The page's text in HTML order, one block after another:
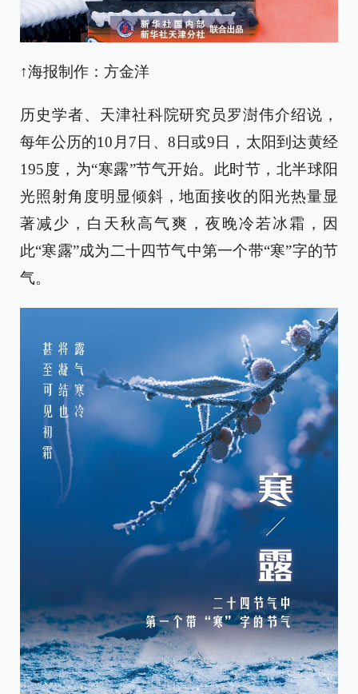
↑海报制作：方金洋
历史学者、天津社科院研究员罗澍伟介绍说，
每年公历的10月7日、8日或9日，太阳到达黄经
195度，为“寒露”节气开始。此时节，北半球阳
光照射角度明显倾斜，地面接收的阳光热量显
著减少，白天秋高气爽，夜晚冷若冰霜，因
此“寒露”成为二十四节气中第一个带“寒”字的节
气。